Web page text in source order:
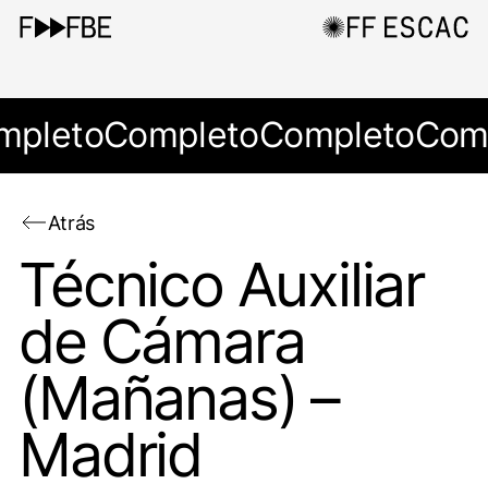
CompletoCompleto
Atrás
Técnico Auxiliar
de Cámara
(Mañanas) –
Madrid